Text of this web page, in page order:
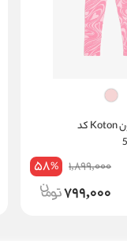
لگ دخترانه کوتون Koton کد
1,899,000
58%
799,000